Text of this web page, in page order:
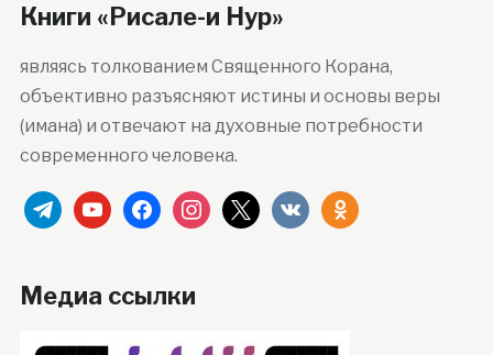
Книги «Рисале-и Нур»
являясь толкованием Священного Корана,
объективно разъясняют истины и основы веры
(имана) и отвечают на духовные потребности
современного человека.
telegramyoutubefacebookinstagram
x vkontakteodnoklassniki
Медиа ссылки